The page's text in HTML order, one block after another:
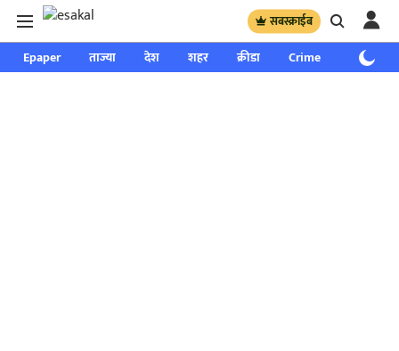
सबस्क्राईब
Epaper ताज्या देश शहर क्रीडा Crime साप्ताहिक